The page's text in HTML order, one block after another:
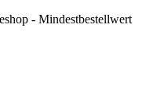
- Mindestbestellwert